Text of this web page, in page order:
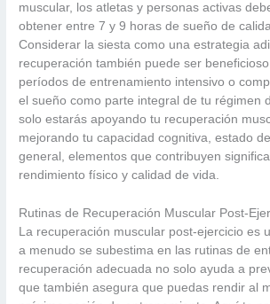
muscular, los atletas y personas activas
obtener entre 7 y 9 horas de sueño de
Considerar la siesta como una estrategia
recuperación también puede ser
períodos de entrenamiento intensivo o
el sueño como parte integral de tu régimen
solo estarás apoyando tu recuperación
mejorando tu capacidad cognitiva, estado
general, elementos que contribuyen
rendimiento físico y calidad de vida.
Rutinas de Recuperación Muscular Post-
La recuperación muscular post-ejercicio es
a menudo se subestima en las rutinas de
recuperación adecuada no solo ayuda a
que también asegura que puedas rendir al